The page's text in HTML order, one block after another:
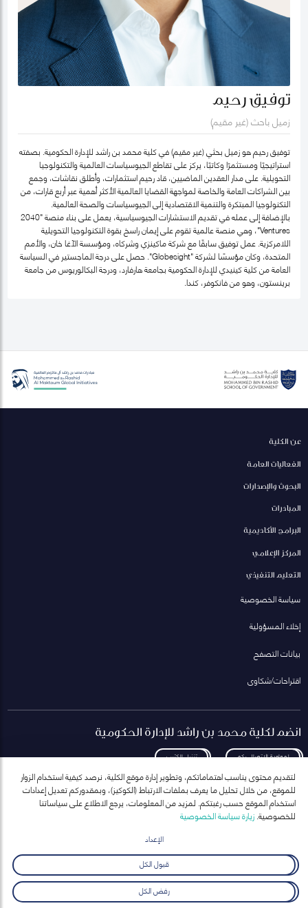
توفيق رحيم
زميل باحث (غير مقيم)
توفيق رحيم هو زميل بحثي (غير مقيم) في كلية محمد بن راشد للإدارة الحكومية. بصفته
استراتيجيًا ومستثمرًا وكاتبًا، يركز على تقاطع الجيوسياسات العالمية والتكنولوجيا
التحويلية. على مدار العقدين الماضيين، قاد رحيم استثمارات، وأطلق نقاشات، وجمع
بين الشراكات العامة والخاصة لمواجهة القضايا العالمية الأكثر أهمية عبر أربع قارات، من
التكنولوجيا المبتكرة والتنمية الاقتصادية إلى الجيوسياسات والصحة العالمية.
بالإضافة إلى عمله في تقديم الاستشارات الجيوسياسية، يعمل على بناء منصة "2040
Ventures"، وهي منصة عالمية تقوم على إيمان راسخ بقوة التكنولوجيا التحويلية
اللامركزية. عمل توفيق سابقًا مع شركة ماكينزي وشركاه، ومؤسسة الآغا خان، والأمم
المتحدة، وكان مؤسسًا لشركة "Globesight". حصل على درجة الماجستير في السياسة
العامة من كلية كينيدي للإدارة الحكومية بجامعة هارفارد، ودرجة البكالوريوس من جامعة
برينستون، وهو من فانكوفر، كندا.
عن الكلية
الفعاليات العامة
البحوث والإصدارات
المبادرات
البرامج الأكاديمية
المركز الإعلامي
التعليم التنفيذي
سياسة الخصوصية
إخلاء المسؤولية
بيانات التصفح
اقتراحات/شكاوى
انضم لكلية محمد بن راشد للإدارة الحكومية
لمعاودة الاتصال بكم تنزيل الكتيب
انضم إلى قائمة مراسلاتنا
ارسال
لتقديم محتوى يناسب اهتماماتكم، وتطوير إدارة موقع الكلية، نرصد كيفية استخدام الزوار
للموقع، من خلال تحليل ما يعرف بملفات الارتباط (الكوكيز)، وبمقدوركم تعديل إعدادات
استخدام الموقع حسب رغبتكم. لمزيد من المعلومات، يرجع الاطلاع على سياساتنا
للخصوصية.زيارة سياسة الخصوصية
الإعداد
قبول الكل
رفض الكل